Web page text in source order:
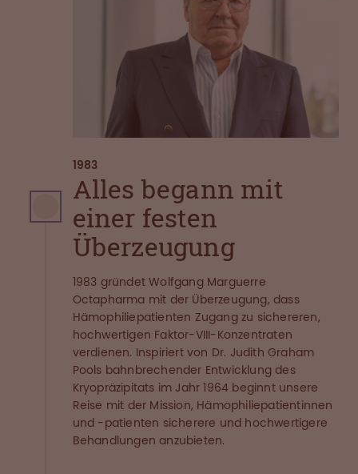
1983
Alles begann mit
einer festen
Überzeugung
1983 gründet Wolfgang Marguerre
Octapharma mit der Überzeugung, dass
Hämophiliepatienten Zugang zu sichereren,
hochwertigen Faktor-VIII-Konzentraten
verdienen. Inspiriert von Dr. Judith Graham
Pools bahnbrechender Entwicklung des
Kryopräzipitats im Jahr 1964 beginnt unsere
Reise mit der Mission, Hämophiliepatientinnen
und -patienten sicherere und hochwertigere
Behandlungen anzubieten.